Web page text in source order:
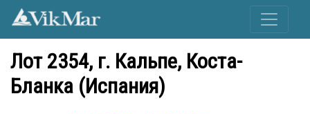
Лот 2354, г. Кальпе, Коста-
Бланка (Испания)